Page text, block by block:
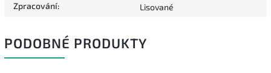
Zpracování: Lisované
PODOBNÉ PRODUKTY